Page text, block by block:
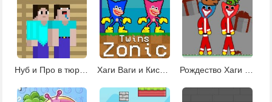
Нуб и Про в тюрьме Хаги Ваги и Киси Миси